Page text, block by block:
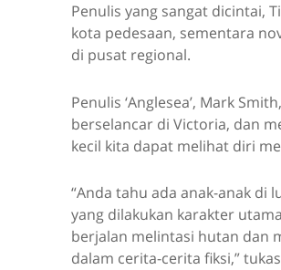
Penulis yang sangat dicintai,
kota pedesaan, sementara
di pusat regional.
Penulis ‘Anglesea’, Mark
berselancar di Victoria, dan
kecil kita dapat melihat diri
“Anda tahu ada anak-anak di
yang dilakukan karakter
berjalan melintasi hutan dan
dalam cerita-cerita fiksi,”